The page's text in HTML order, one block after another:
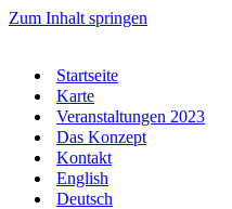
Zum Inhalt springen
Startseite
Karte
Veranstaltungen 2023
Das Konzept
Kontakt
English
Deutsch